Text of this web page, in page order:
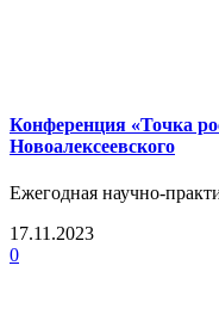
Конференция «Точка
Новоалексеевского
Ежегодная научно-
17.11.2023
0